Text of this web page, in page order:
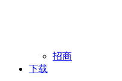
招商
下载